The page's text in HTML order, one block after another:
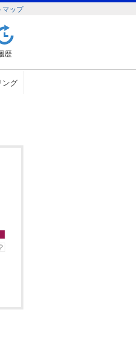
マップ
歴
ング